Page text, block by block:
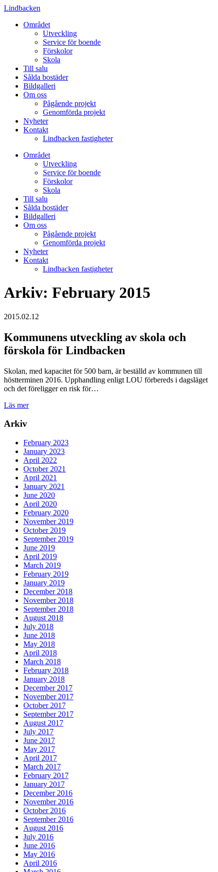
Lindbacken
Området
Utveckling
Service för boende
Förskolor
Skola
Till salu
Sålda bostäder
Bildgalleri
Om oss
Pågående projekt
Genomförda projekt
Nyheter
Kontakt
Lindbacken fastigheter
Området
Utveckling
Service för boende
Förskolor
Skola
Till salu
Sålda bostäder
Bildgalleri
Om oss
Pågående projekt
Genomförda projekt
Nyheter
Kontakt
Lindbacken fastigheter
Arkiv: February 2015
2015.02.12
Kommunens utveckling av skola och
förskola för Lindbacken
Skolan, med kapacitet för 500 barn, är beställd av kommunen till
höstterminen 2016. Upphandling enligt LOU förbereds i dagsläget
och det föreligger en risk för…
Läs mer
Arkiv
February 2023
January 2023
April 2022
October 2021
April 2021
January 2021
June 2020
April 2020
February 2020
November 2019
October 2019
September 2019
June 2019
April 2019
March 2019
February 2019
January 2019
December 2018
November 2018
September 2018
August 2018
July 2018
June 2018
May 2018
April 2018
March 2018
February 2018
January 2018
December 2017
November 2017
October 2017
September 2017
August 2017
July 2017
June 2017
May 2017
April 2017
March 2017
February 2017
January 2017
December 2016
November 2016
October 2016
September 2016
August 2016
July 2016
June 2016
May 2016
April 2016